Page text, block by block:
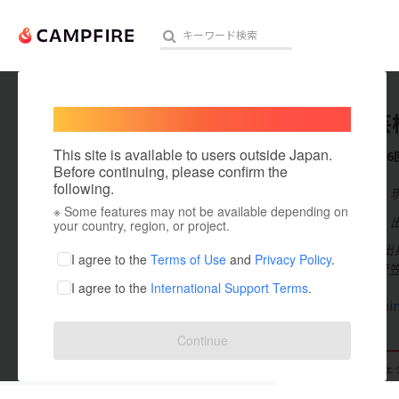
人気のプロジェクト 注目の
アート・写真
テクノロジー・ガジェット
映像・映画
ビジネス・起業
まちづくり・地域活性化
This site is available to users outside Japan.
Before continuing, please confirm the
following.
※ Some features may not be available depending on
your country, region, or project.
I agree to the Terms of Use and Privacy Policy.
I agree to the International Support Terms.
Continue
高岡民
これまでに6
出身国：日本
富山県高岡市
を行う (夫は菅
プロジ